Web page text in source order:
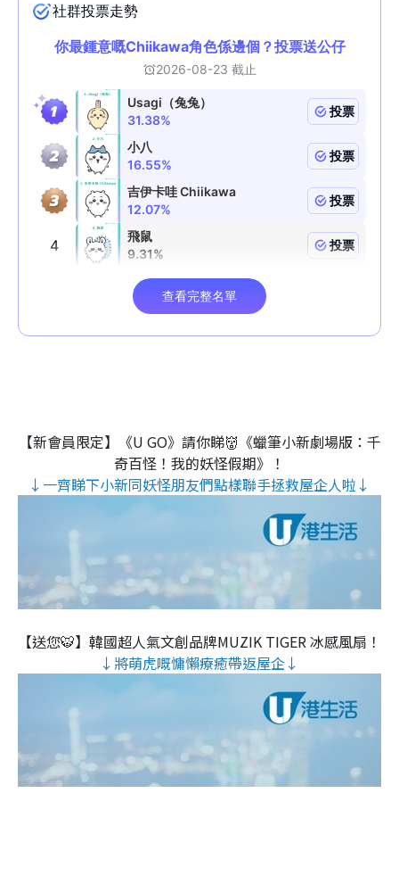
【新會員限定】《U GO》請你睇👹《蠟筆小新劇場版：千
奇百怪！我的妖怪假期》！
↓一齊睇下小新同妖怪朋友們點樣聯手拯救屋企人啦↓
【送您🐯】韓國超人氣文創品牌MUZIK TIGER 冰感風扇！
↓將萌虎嘅慵懶療癒帶返屋企↓